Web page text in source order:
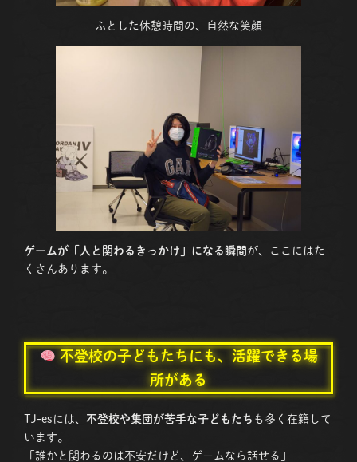
ふとした休憩時間の、自然な笑顔
ゲームが「人と関わるきっかけ」になる瞬間が、ここにはた
くさんあります。
不登校の子どもたちにも、活躍できる場
所がある
TJ-esには、 不登校や集団が苦手な子どもたち も多く在籍して
います。
「誰かと関わるのは不安だけど、ゲームなら話せる」